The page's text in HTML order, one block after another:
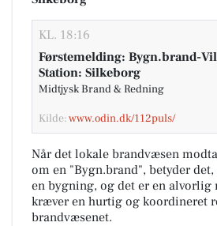
KL. 18:16
Førstemelding: Bygn.brand-
Station: Silkeborg
Midtjysk Brand & Redning
Kilde:www.odin.dk/112puls/
Når det lokale brandvæsen
om en "Bygn.brand", betyder
en bygning, og det er en alvorlig
kræver en hurtig og koordineret
brandvæsenet.